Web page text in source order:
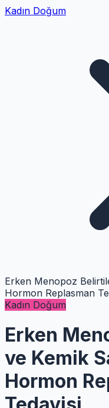
Kadın Doğum
Erken Menopoz
Hormon Replasman
Kadın Doğum
Erken
ve Kemik
Hormon